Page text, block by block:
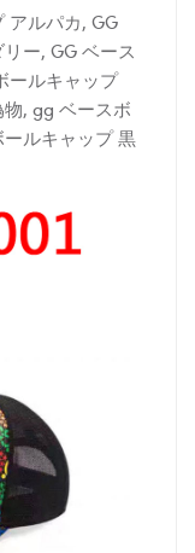
アルパカ, GG
ー, GG ベース
ールキャップ
, gg ベースボ
ルキャップ 黒